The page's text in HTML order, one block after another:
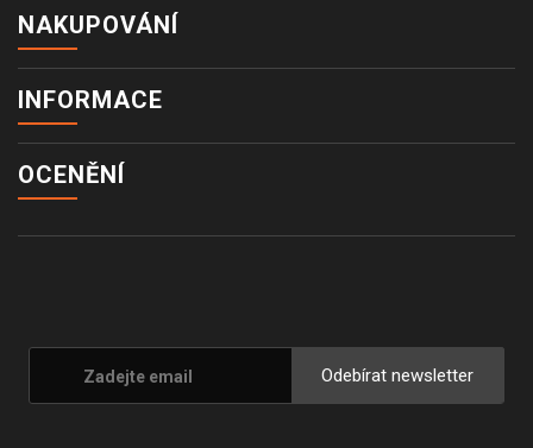
NAKUPOVÁNÍ
INFORMACE
OCENĚNÍ
Odebírat newsletter